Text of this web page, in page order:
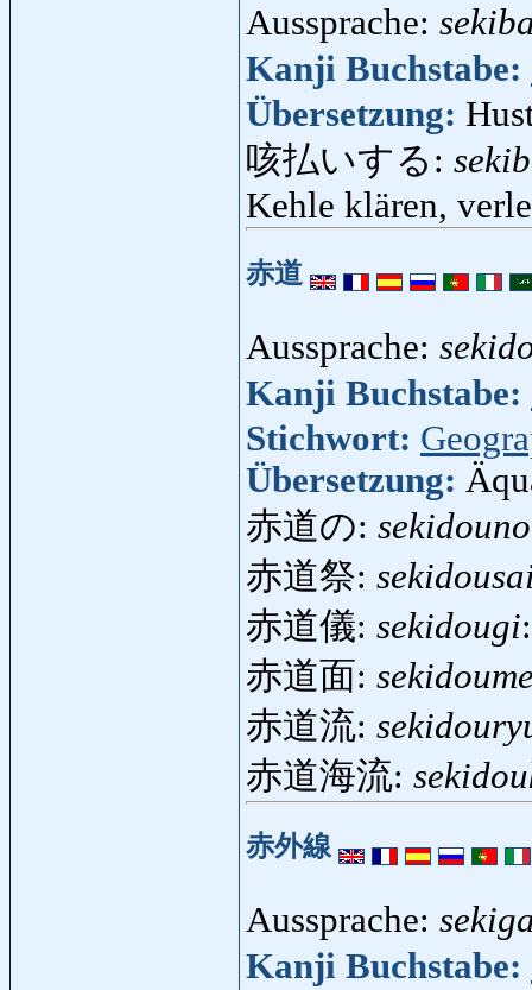
Aussprache:
Kanji Buchstabe:
Übersetzung:
咳払いする:
Kehle klären,
赤道
Aussprache:
Kanji Buchstabe:
Stichwort:
Übersetzung:
赤道の: sekidouno
赤道祭:
赤道儀: sekidougi
赤道面:
赤道流:
赤道海流:
赤外線
Aussprache:
Kanji Buchstabe: